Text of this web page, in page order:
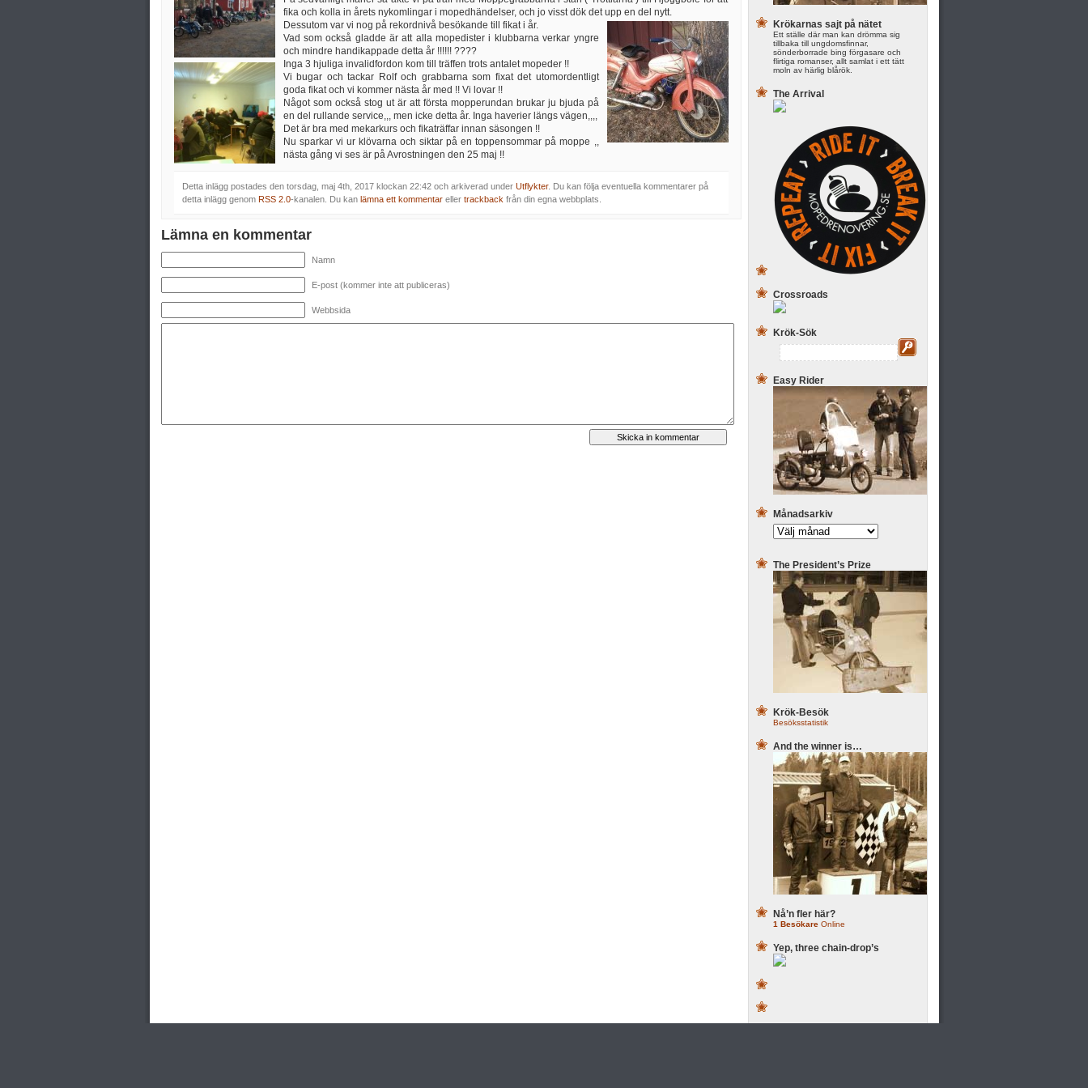
fika och kolla in årets nykomlingar i mopedhändelser, och jo visst dök det upp en del nytt.
Dessutom var vi nog på rekordnivå besökande till fikat i år.
Vad som också gladde är att alla mopedister i klubbarna verkar yngre
och mindre handikappade detta år !!!!!! ????
Inga 3 hjuliga invalidfordon kom till träffen trots antalet mopeder !!
Vi bugar och tackar Rolf och grabbarna som fixat det utomordentligt
goda fikat och vi kommer nästa år med !! Vi lovar !!
Något som också stog ut är att första mopperundan brukar ju bjuda på
en del rullande service,,, men icke detta år. Inga haverier längs vägen,,,,
Det är bra med mekarkurs och fikaträffar innan säsongen !!
Nu sparkar vi ur klövarna och siktar på en toppensommar på moppe ,,
nästa gång vi ses är på Avrostningen den 25 maj !!
Detta inlägg postades den torsdag, maj 4th, 2017 klockan 22:42 och arkiverad under Utflykter. Du kan följa eventuella kommentarer på
detta inlägg genom RSS 2.0-kanalen. Du kan lämna ett kommentareller trackback från din egna webbplats.
Lämna en kommentar
Namn
E-post (kommer inte att publiceras)
Webbsida
Krökarnas sajt på nätet
Ett ställe där man kan drömma sig
tillbaka till ungdomsfinnar,
sönderborrade bing förgasare och
flirtiga romanser, allt samlat i ett tätt
moln av härlig blårök.
The Arrival
Crossroads
Krök-Sök
Easy Rider
Månadsarkiv
The President’s Prize
Krök-Besök
Besöksstatistik
And the winner is…
Nå’n fler här?
1 BesökareOnline
Yep, three chain-drop’s